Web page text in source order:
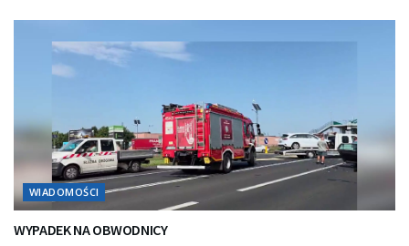
WIADOMOŚCI
WYPADEK NA OBWODNICY